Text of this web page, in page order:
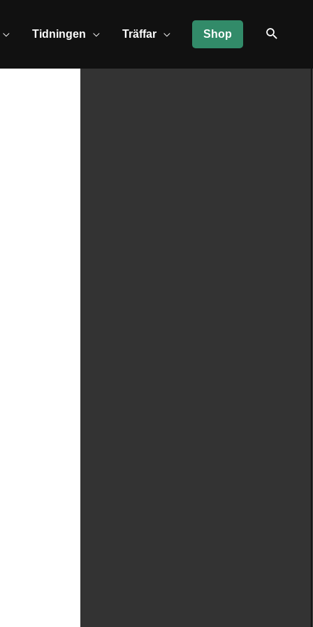
Tidningen Träffar Shop